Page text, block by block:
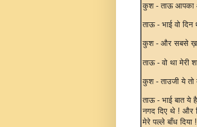
कुश - ताऊ आपका
ताऊ - भाई
कुश -
ताऊ - वो था मेरी
कुश - ताउजी ये
ताऊ - भाई बात ये
नगद दिए थे ! और
मेरे पल्ले बाँध